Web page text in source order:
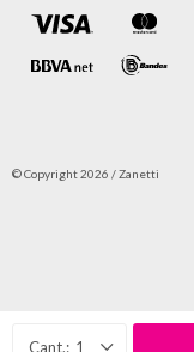
1
© Copyright 2026 / Zanetti